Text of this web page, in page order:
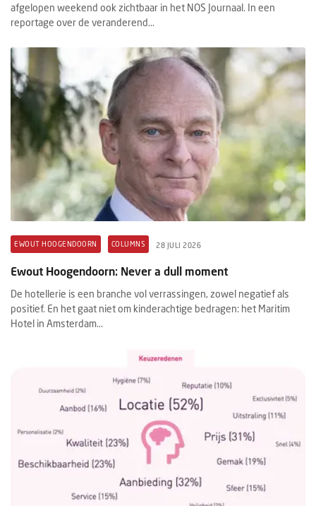
afgelopen weekend ook zichtbaar in het NOS Journaal. In een
reportage over de veranderend...
EWOUT HOOGENDOORN COLUMNS 28 JULI 2026
Ewout Hoogendoorn: Never a dull moment
De hotellerie is een branche vol verrassingen, zowel negatief als
positief. En het gaat niet om kinderachtige bedragen: het Maritim
Hotel in Amsterdam...